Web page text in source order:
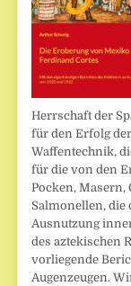
Herrschaft der
für den Erfolg
Waffentechnik,
für die von den
Pocken,
Salmonellen, die
Ausnutzung
des aztekischen
vorliegende
Augenzeugen.